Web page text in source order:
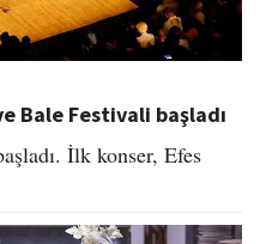
Bale Festivali başladı
İlk konser, Efes